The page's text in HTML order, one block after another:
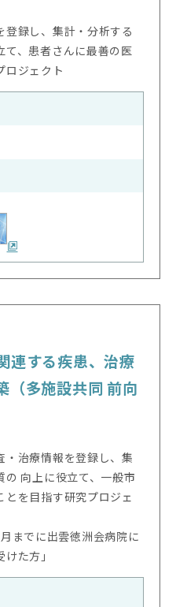
登録し、集計・分析する
て、患者さんに最善の医
ロジェクト
連する疾患、治療
（多施設共同 前向
・治療情報を登録し、集
向上に役立て、一般市
を目指す研究プロジェ
までに出雲徳洲会病院に
た方」